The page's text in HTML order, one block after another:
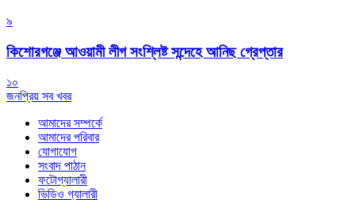
৯
কিশোরগঞ্জে আওয়ামী লীগ সংশ্লিষ্ট সন্দেহে আনিছ গ্রেপ্তার
১০
জনপ্রিয় সব খবর
আমাদের সম্পর্কে
আমাদের পরিবার
যোগাযোগ
সংবাদ পাঠান
ফটোগ্যালারী
ভিডিও গ্যালারী